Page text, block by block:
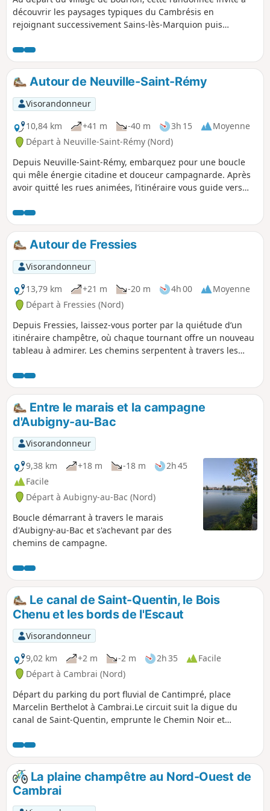
découvrir les paysages typiques du Cambrésis en
rejoignant successivement Sains‑lès‑Marquion puis
vues dégagées sur les plaines, l’itinéraire offre une balade
variée, accessible et riche en petites découvertes locales.
Une boucle idéale pour profiter du calme rural et explorer
trois communes marquées par l’histoire et la nature.
Autour de Neuville-Saint-Rémy
Visorandonneur
10,84 km
+41 m -40 m 3h 15
Moyenne
Départ à Neuville-Saint-Rémy (Nord)
Depuis Neuville-Saint-Rémy, embarquez pour une boucle
qui mêle énergie citadine et douceur campagnarde. Après
avoir quitté les rues animées, l’itinéraire vous guide vers
rejoindre Cambrai, cité d’art et d’histoire où chaque façade
semble raconter un passé riche et foisonnant. Puis cap sur
Raillencourt-Sainte-Olle, où les paysages s’ouvrent à
nouveau, offrant de larges horizons et un calme saisissant.
Entre ruelles, monuments, chemins verdoyants et touches
industrielles, ce parcours révèle toute la diversité et le
caractère du territoire. Un itinéraire idéal pour ceux qui
aiment voir se succéder, au fil des pas, des atmosphères
contrastées et harmonieuses.
Autour de Fressies
Visorandonneur
13,79 km
+21 m -20 m 4h 00
Moyenne
Départ à Fressies (Nord)
Depuis Fressies, laissez-vous porter par la quiétude d’un
itinéraire champêtre, où chaque tournant offre un nouveau
tableau à admirer. Les chemins serpentent à travers les
Aubencheul-au-Bac, petit village où le temps semble
s’écouler plus lentement. En poursuivant vers Hem-Lenglet,
la balade révèle des paysages authentiques et apaisants,
ponctués de silhouettes d’arbres et de toits en tuiles
rouges. Un parcours qui invite à savourer l’instant, respirer
à plein poumon et se laisser imprégner par la sérénité des
lieux.
Entre le marais et la campagne
d'Aubigny-au-Bac
Visorandonneur
9,38 km
+18 m -18 m
2h 45
Facile
Départ à Aubigny-au-Bac (Nord)
Boucle démarrant à travers le marais
d'Aubigny-au-Bac et s'achevant par des
chemins de campagne.
Le canal de Saint-Quentin, le Bois
Chenu et les bords de l'Escaut
Visorandonneur
9,02 km
+2 m -2 m 2h 35
Facile
Départ à Cambrai (Nord)
Départ du parking du port fluvial de Cantimpré, place
Marcelin Berthelot à Cambrai.Le circuit suit la digue du
canal de Saint-Quentin, emprunte le Chemin Noir et
point de départ en longeant le canal puis l'Escaut.Si vous
appréciez le calme, évitez de faire ce circuit le week-end :
beaucoup de sportifs le matin et beaucoup de promeneurs
en famille l'après-midi par beau temps.
La plaine champêtre au Nord-Ouest de
Cambrai